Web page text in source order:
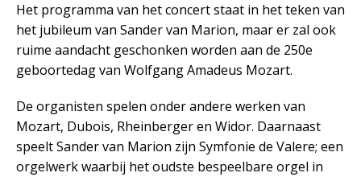
Het programma van het concert staat in het teken van
het jubileum van Sander van Marion, maar er zal ook
ruime aandacht geschonken worden aan de 250e
geboortedag van Wolfgang Amadeus Mozart.
De organisten spelen onder andere werken van
Mozart, Dubois, Rheinberger en Widor. Daarnaast
speelt Sander van Marion zijn Symfonie de Valere; een
orgelwerk waarbij het oudste bespeelbare orgel in